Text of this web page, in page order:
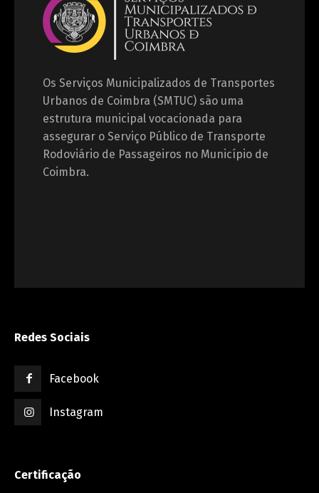
Os Serviços Municipalizados de Transportes
Urbanos de Coimbra (SMTUC) são uma
estrutura municipal vocacionada para
assegurar o Serviço Público de Transporte
Rodoviário de Passageiros no Município de
Coimbra.
Redes Sociais
Facebook
Instagram
Certificação